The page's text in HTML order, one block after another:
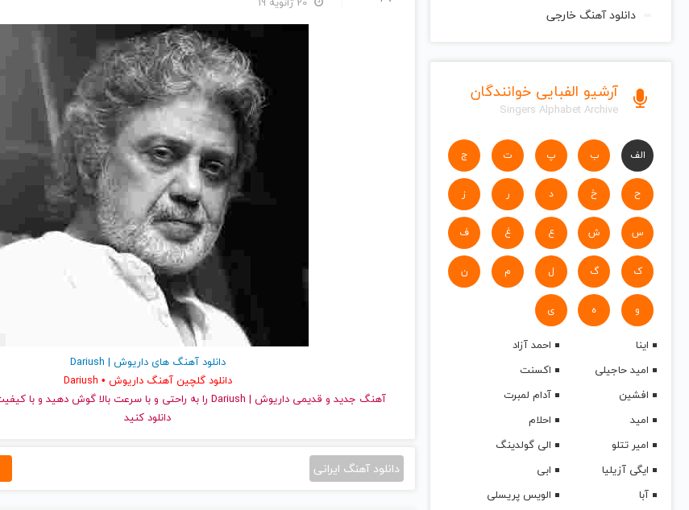
دانلود آهنگ خارجی
آرشیو الفبایی خوانندگان
Singers Alphabet Archive
الف ب پ ت ج
ح خ د ر ز
س ش ع غ ف
ک گ ل م ن
و ه ی
اینا
احمد آزاد
امید حاجیلی
اکسنت
افشین
آدام لمبرت
امید
احلام
امیر تتلو
الی گولدینگ
ایگی آزیلیا
ابی
آبا
الویس پریسلی
دانلود آهنگ های داریوش | Dariush
دانلود گلچین آهنگ داریوش • Dariush
آهنگ جدید
دانلود کنید
دانلود آهنگ ایرانی